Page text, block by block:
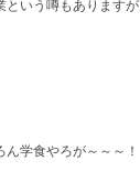
いう噂もありますが
学食やろが～～～！